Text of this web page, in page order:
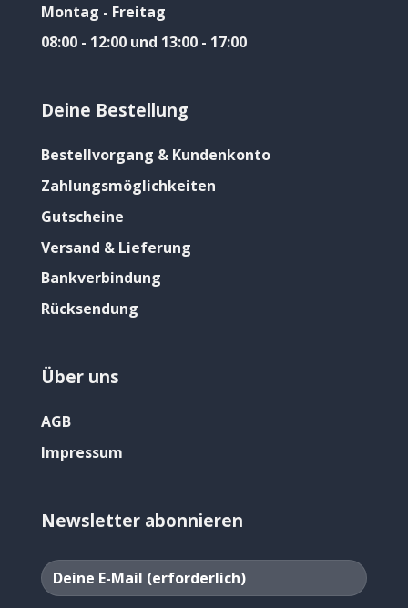
Montag - Freitag
08:00 - 12:00 und 13:00 - 17:00
Deine Bestellung
Bestellvorgang & Kundenkonto
Zahlungsmöglichkeiten
Gutscheine
Versand & Lieferung
Bankverbindung
Rücksendung
Über uns
AGB
Impressum
Newsletter abonnieren